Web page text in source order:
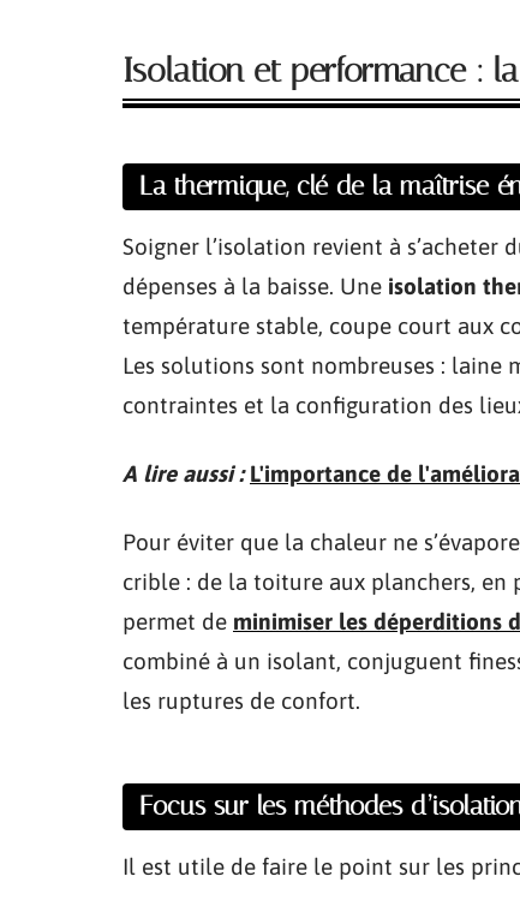
Isolation et performance :
La thermique, clé de la maîtrise
Soigner l’isolation revient à
dépenses à la baisse. Une isolation
température stable, coupe court aux
Les solutions sont nombreuses : laine
contraintes et la configuration des
A lire aussi : L'importance de
Pour éviter que la chaleur ne
crible : de la toiture aux planchers, en
permet de minimiser les déperditions
combiné à un isolant, conjuguent
les ruptures de confort.
Focus sur les méthodes
Il est utile de faire le point sur les